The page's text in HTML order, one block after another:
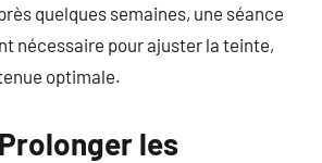
quelques semaines, une séance
nécessaire pour ajuster la teinte,
optimale.
les